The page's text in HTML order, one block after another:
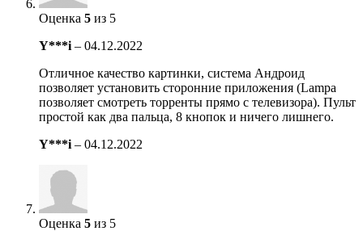
Оценка 5 из 5
Y***i – 04.12.2022
Отличное качество картинки, система Андроид
позволяет установить сторонние приложения (Lampa
позволяет смотреть торренты прямо с телевизора). Пульт
простой как два пальца, 8 кнопок и ничего лишнего.
Y***i – 04.12.2022
Оценка 5 из 5